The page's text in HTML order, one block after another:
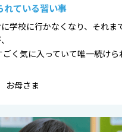
れている習い事
学校に行かなくなり、それま
ごく気に入っていて唯一続け
お母さま